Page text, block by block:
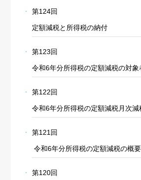
第124回
定額減税と所得税の納付
第123回
令和6年分所得税の定額減税の対象
第122回
令和6年分所得税の定額減税月次減
第121回
令和6年分所得税の定額減税の概要
第120回